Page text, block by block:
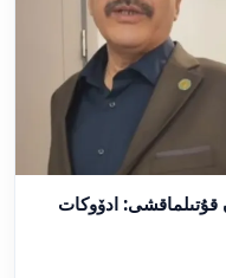
ادۆوكات